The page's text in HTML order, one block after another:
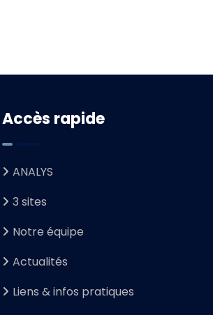
Accès rapide
ANALYS
3 sites
Notre équipe
Actualités
Liens & infos pratiques